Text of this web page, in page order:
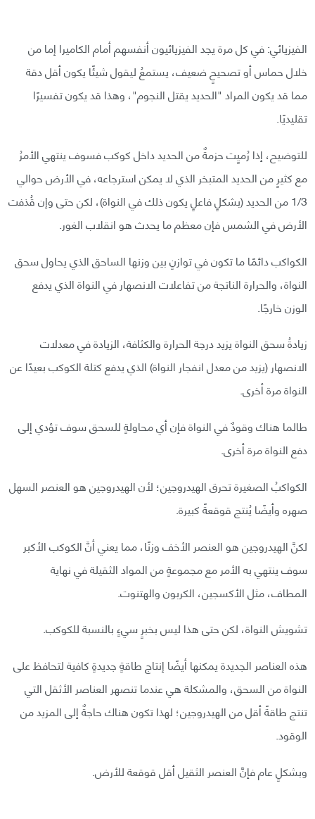
الفيزيائي: في كل مرة يجد الفيزيائيون أنفسهم أمام الكاميرا إما من
خلال حماس أو تصحيحٍ ضعيف، يستمعُ ليقول شيئًا يكون أقل دقة
مما قد يكون المراد "الحديد يقتل النجوم"، وهذا قد يكون تفسيرًا
تقليديًا.
للتوضيح، إذا رُميٍت حزمةٌ من الحديد داخل كوكب فسوف ينتهي الأمرُ
مع كثيرٍ من الحديد المتبخر الذي لا يمكن استرجاعه، في الأرض حوالي
1/3 من الحديد (بشكلٍ فاعلٍ يكون ذلك في النواة)، لكن حتى وإن قُذفت
الأرض في الشمس فإن معظم ما يحدث هو انقلاب الغور.
الكواكب دائمًا ما تكون في توازنٍ بين وزنها الساحق الذي يحاول سحق
النواة، والحرارة الناتجة من تفاعلات الانصهار في النواة الذي يدفع
الوزن خارجًا.
زيادةُ سحق النواة يزيد درجة الحرارة والكثافة، الزيادة في معدلات
الانصهار (يزيد من معدل انفجار النواة) الذي يدفع كتلة الكوكب بعيدًا عن
النواة مرة أخرى.
طالما هناك وقودٌ في النواة فإن أي محاولةٍ للسحق سوف تؤدي إلى
دفع النواة مرة أخرى.
الكواكبُ الصغيرة تحرق الهيدروجين؛ لأن الهيدروجين هو العنصر السهل
صهره وأيضًا يُنتج قوقعةً كبيرة.
لكنَّ الهيدروجين هو العنصر الأخف وزنًا، مما يعني أنَّ الكوكب الأكبر
سوف ينتهي به الأمر مع مجموعةٍ من المواد الثقيلة في نهاية
المطاف، مثل الأكسجين، الكربون والهتنوت.
تشويش النواة، لكن حتى هذا ليس بخبرٍ سيءٍ بالنسبة للكوكب.
هذه العناصر الجديدة يمكنها أيضًا إنتاج طاقةٍ جديدةٍ كافية لتحافظ على
النواة من السحق، والمشكلة هي عندما تنصهر العناصر الأثقل التي
تنتج طاقةً أقل من الهيدروجين؛ لهذا تكون هناك حاجةٌ إلى المزيد من
الوقود.
وبشكلٍ عام فإنَّ العنصر الثقيل أقل قوقعة للأرض.